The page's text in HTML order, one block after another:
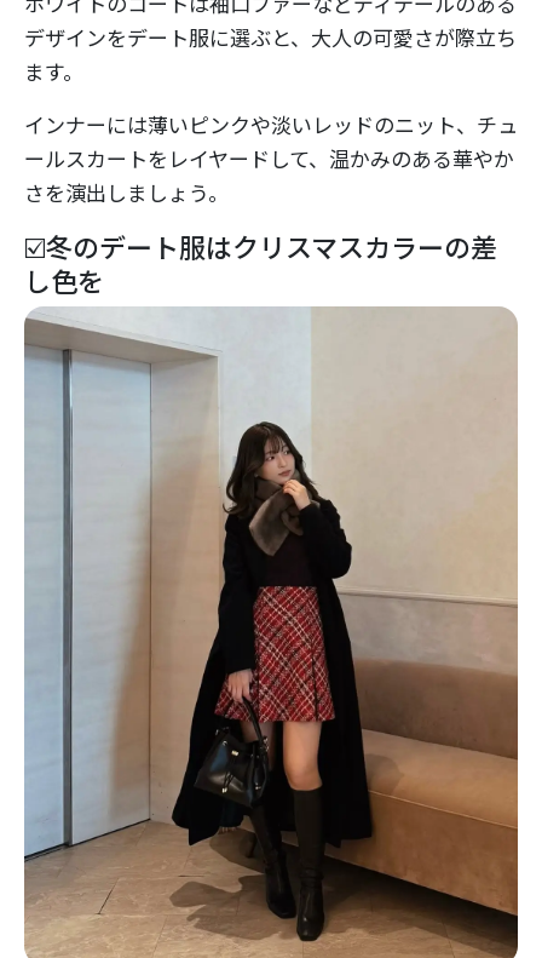
デザインをデート服に選ぶと、大人の可愛さが際立ち
ます。
インナーには薄いピンクや淡いレッドのニット、チュ
ールスカートをレイヤードして、温かみのある華やか
さを演出しましょう。
☑️冬のデート服はクリスマスカラーの差
し色を